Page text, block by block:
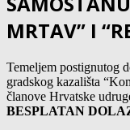
MRTAV” I
Temeljem postignutog
gradskog kazališta
članove Hrvatske
BESPLATAN